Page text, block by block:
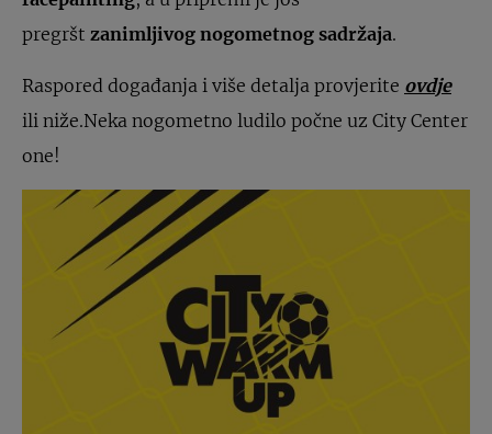
pregršt zanimljivog nogometnog sadržaja.
Raspored događanja i više detalja provjerite ovdje
ili niže.Neka nogometno ludilo počne uz City Center
one!